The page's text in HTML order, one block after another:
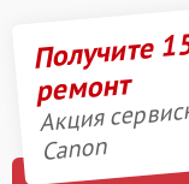
Получите
ремонт
Акция
Canon